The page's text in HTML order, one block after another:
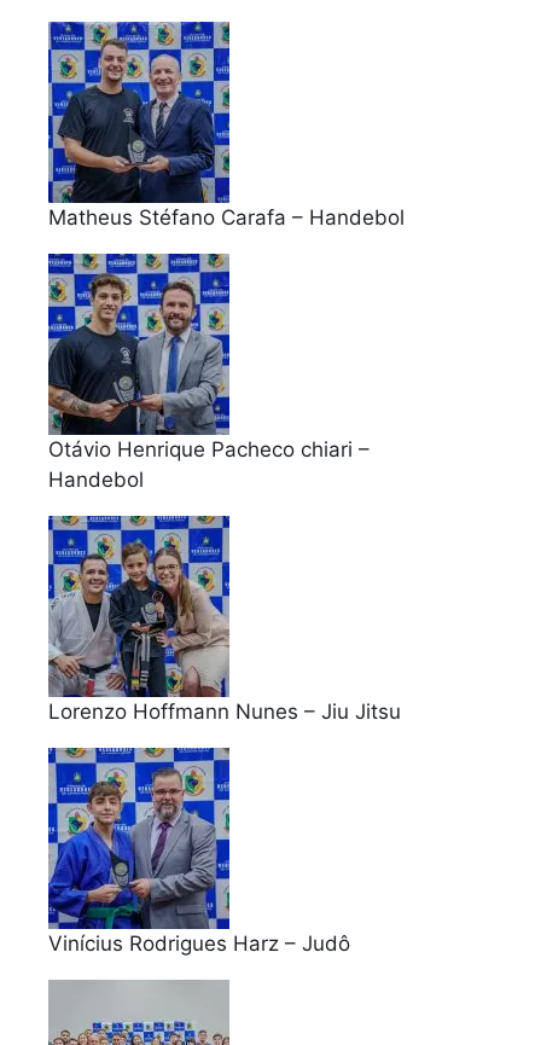
Matheus Stéfano Carafa – Handebol
Otávio Henrique Pacheco chiari –
Handebol
Lorenzo Hoffmann Nunes – Jiu Jitsu
Vinícius Rodrigues Harz – Judô